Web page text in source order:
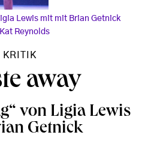
Lewis mit mit Brian Getnick
Kat Reynolds
KRITIK
away
von Ligia Lewis
Getnick